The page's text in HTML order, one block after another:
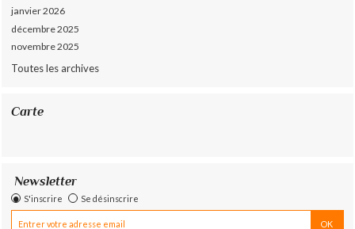
janvier 2026
décembre 2025
novembre 2025
Toutes les archives
Carte
Newsletter
S'inscrire Se désinscrire